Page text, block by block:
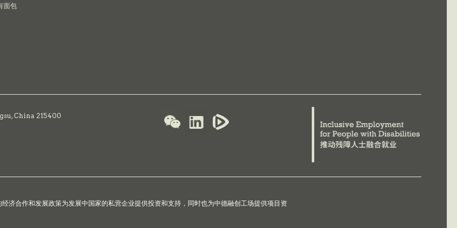
面包
China 215400
合作和发展政策为发展中国家的私营企业提供投资和支持，同时也为中德融创工场提供项目资